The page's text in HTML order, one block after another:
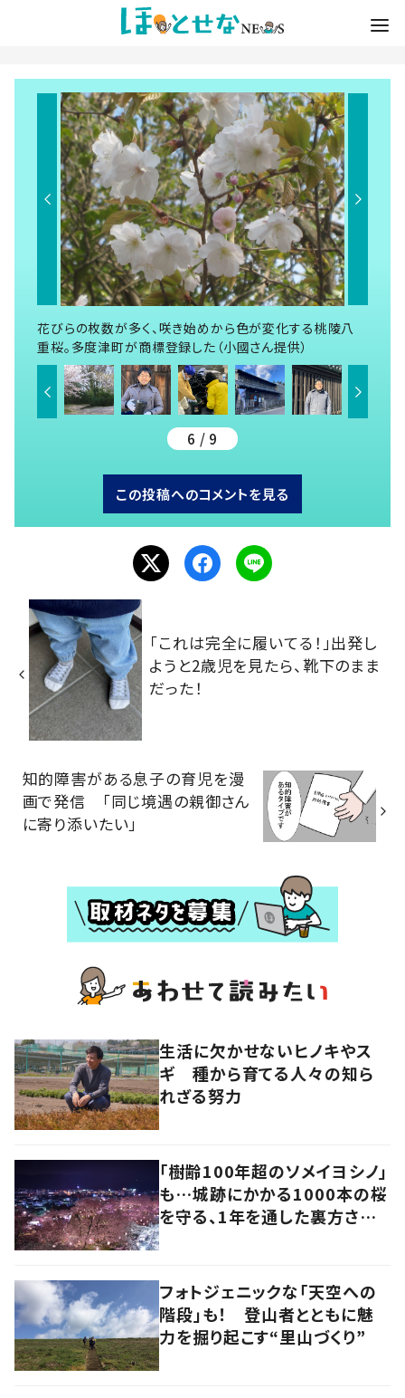
花びらの枚数が多く、咲き始めから色が変化する桃陵八
重桜。多度津町が商標登録した（小國さん提供）
6 / 9
この投稿へのコメントを見る
「これは完全に履いてる！」出発し
ようと2歳児を見たら、靴下のまま
だった！
知的障害がある息子の育児を漫
画で発信 「同じ境遇の親御さん
に寄り添いたい」
生活に欠かせないヒノキやス
ギ 種から育てる人々の知ら
れざる努力
「樹齢100年超のソメイヨシノ」
も…城跡にかかる1000本の桜
を守る、1年を通した裏方さん
フォトジェニックな「天空への
階段」も！ 登山者とともに魅
力を掘り起こす“里山づくり”